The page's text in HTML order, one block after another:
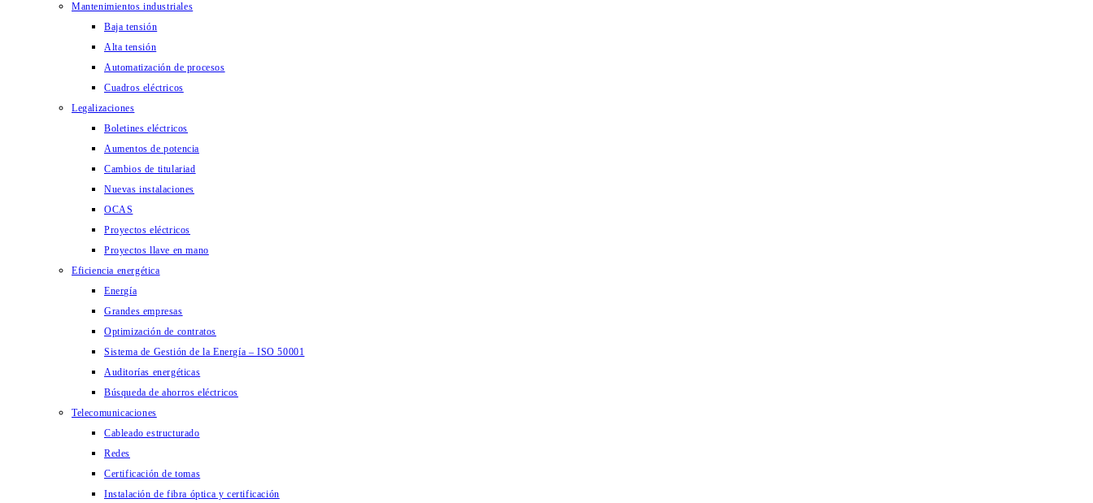
Mantenimientos industriales
Baja tensión
Alta tensión
Automatización de procesos
Cuadros eléctricos
Legalizaciones
Boletines eléctricos
Aumentos de potencia
Cambios de titulariad
Nuevas instalaciones
OCAS
Proyectos eléctricos
Proyectos llave en mano
Eficiencia energética
Energía
Grandes empresas
Optimización de contratos
Sistema de Gestión de la Energía – ISO 50001
Auditorías energéticas
Búsqueda de ahorros eléctricos
Telecomunicaciones
Cableado estructurado
Redes
Certificación de tomas
Instalación de fibra óptica y certificación